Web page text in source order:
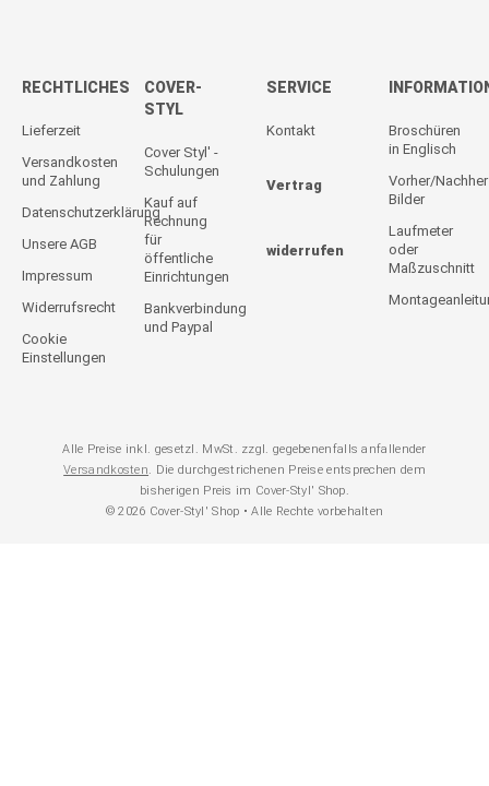
RECHTLICHES
Lieferzeit
Versandkosten
und Zahlung
Datenschutzerklärung
Unsere AGB
Impressum
Widerrufsrecht
Cookie
Einstellungen
COVER-
STYL
Cover Styl' -
Schulungen
Kauf auf
Rechnung
für
öffentliche
Einrichtungen
Bankverbindung
und Paypal
SERVICE
Kontakt
Vertrag
widerrufen
Broschüren
in Englisch
Vorher/Nachher
Bilder
Laufmeter
oder
Maßzuschnitt
Alle Preise inkl. gesetzl. MwSt. zzgl. gegebenenfalls anfallender
Versandkosten. Die durchgestrichenen Preise entsprechen dem
bisherigen Preis im Cover-Styl' Shop.
© 2026 Cover-Styl' Shop • Alle Rechte vorbehalten